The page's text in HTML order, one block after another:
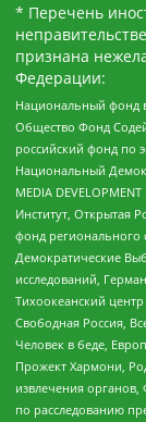
* Перечень
признана
Федерации:
Национальный фонд
Общество Фонд
российский фонд по
Национальный
MEDIA
Институт, Открытая
фонд регионального
Демократические
исследований,
Тихоокеанский
Свободная Россия,
Человек в беде,
Прожект Хармони,
извлечения
по расследованию